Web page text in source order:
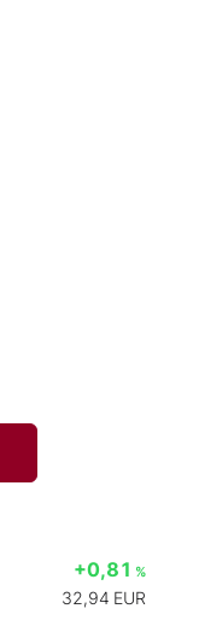
+0,81 %
32,94 EUR